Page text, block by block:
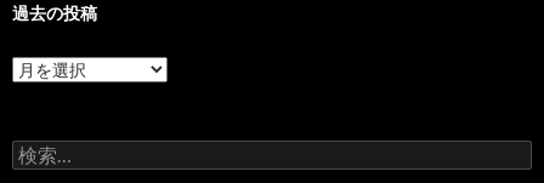
過去の投稿
過
去
稿
検
索: